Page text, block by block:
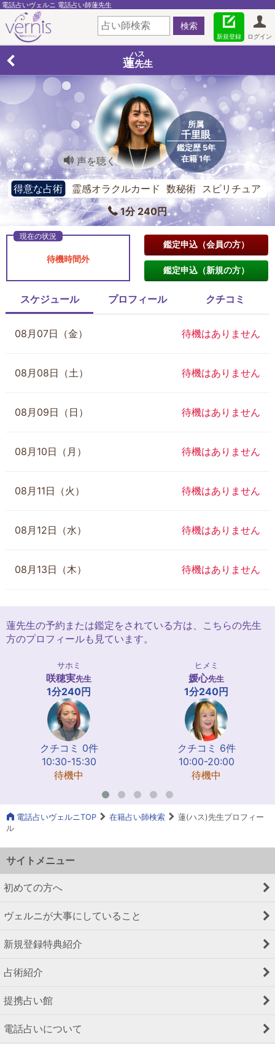
電話占いヴェルニ 電話占い師蓮先生
ログイン
新規登録
ハス
蓮先生
所属
千里眼
鑑定歴 5年
在籍 1年
声を聴く
得意な占術
霊感オラクルカード 数秘術 スピリチュア
ル・リーディング
1分 240円
待機時間外
鑑定申込（会員の方）
鑑定申込（新規の方）
スケジュール プロフィール クチコミ
08月07日（金） 待機はありません
08月08日（土） 待機はありません
08月09日（日） 待機はありません
08月10日（月） 待機はありません
08月11日（火） 待機はありません
08月12日（水） 待機はありません
08月13日（木） 待機はありません
蓮先生の予約または鑑定をされている方は、こちらの先生
方のプロフィールも見ています。
サホミ
咲穂実先生
1分240円
クチコミ 0件
10:30-15:30
待機中
ヒメミ
媛心先生
1分240円
クチコミ 6件
10:00-20:00
待機中
電話占いヴェルニTOP 在籍占い師検索
蓮(ハス)先生プロフィー
ル
サイトメニュー
初めての方へ
ヴェルニが大事にしていること
新規登録特典紹介
占術紹介
提携占い館
電話占いについて